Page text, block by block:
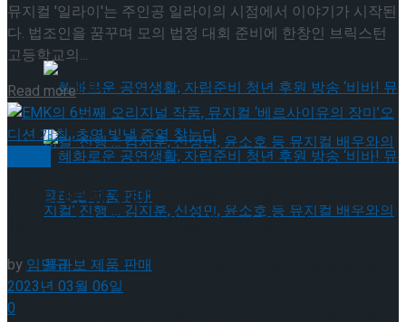
약 체결
혜화로운 공연생활, 자립준비 청년 후원 방송
국립극장 – 관광공사, 공연 관광 활성화 업무협
약 체결
뮤지컬 '일라이'는 주인공 일라이의 시점에서 이야기가 시작된
다. 법조인을 꿈꾸며 모의 법정 대회 준비에 한창인 브릭스턴
고등학교의...
Read moreDetails
EMK의 6번째 오리지널 작품, 뮤지컬 ‘베르사이유의
장미’오디션 개최, 초연 빛낼 주역 찾는다
by 임민규
2023년 03월 06일
0